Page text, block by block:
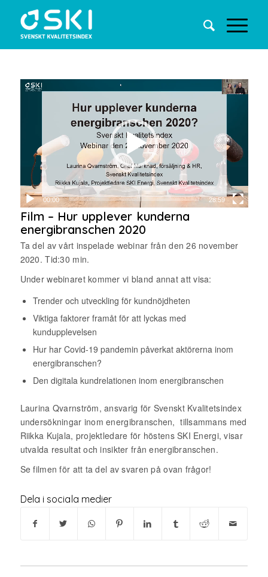
00:00 28:59
Film – Hur upplever kunderna
energibranschen 2020
Ta del av vårt inspelade webinar från den 26 november
2020. Tid:30 min.
Under webinaret kommer vi bland annat att visa:
Trender och utveckling för kundnöjdheten
Viktiga faktorer framåt för att lyckas med
kundupplevelsen
Hur har Covid-19 pandemin påverkat aktörerna inom
energibranschen?
Den digitala kundrelationen inom energibranschen
Laurina Qvarnström, ansvarig för Svenskt Kvalitetsindex
undersökningar inom energibranschen, tillsammans med
Riikka Kujala, projektledare för höstens SKI Energi, visar
utvalda resultat och insikter från energibranschen.
Se filmen för att ta del av svaren på ovan frågor!
Dela i sociala medier